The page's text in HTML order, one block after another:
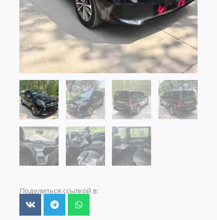
Поделиться ссылкой в: